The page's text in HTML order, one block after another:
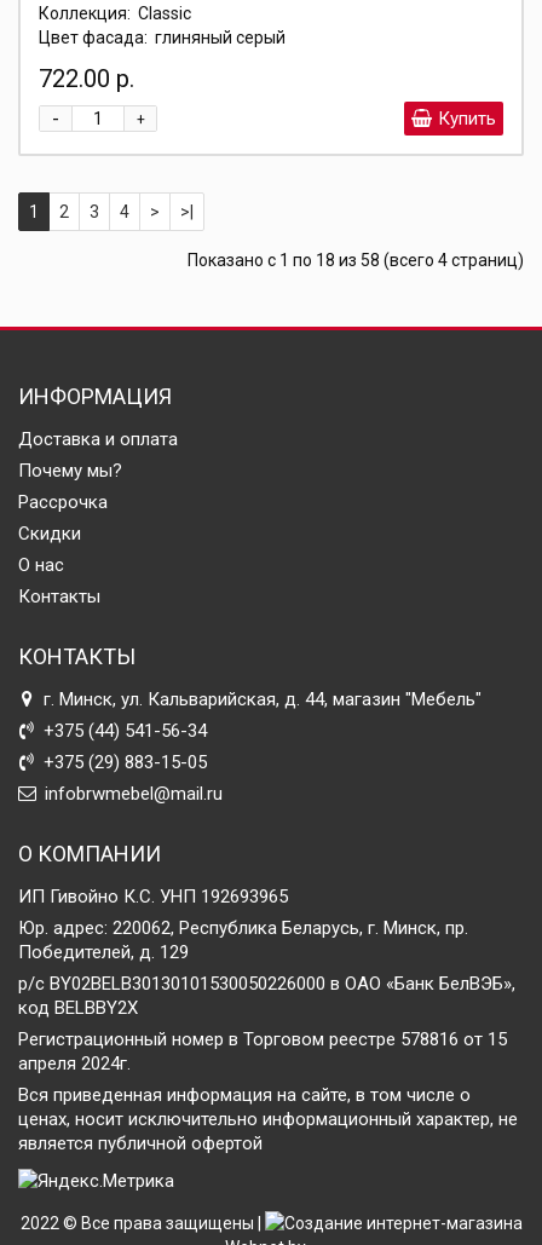
Коллекция: Classic
Цвет фасада: глиняный серый
722.00 р.
+
- Купить
1 2 3 4 > >|
Показано с 1 по 18 из 58 (всего 4 страниц)
ИНФОРМАЦИЯ
Доставка и оплата
Почему мы?
Рассрочка
Скидки
О нас
Контакты
КОНТАКТЫ
г. Минск, ул. Кальварийская, д. 44, магазин "Мебель"
+375 (44) 541-56-34
+375 (29) 883-15-05
infobrwmebel@mail.ru
О КОМПАНИИ
ИП Гивойно К.С. УНП 192693965
Юр. адрес: 220062, Республика Беларусь, г. Минск, пр.
Победителей, д. 129
р/с BY02BELB30130101530050226000 в ОАО «Банк БелВЭБ»,
код BELBBY2X
Регистрационный номер в Торговом реестре 578816 от 15
апреля 2024г.
Вся приведенная информация на сайте, в том числе о
ценах, носит исключительно информационный характер, не
является публичной офертой
2022 © Все права защищены |
Создание интернет-магазина